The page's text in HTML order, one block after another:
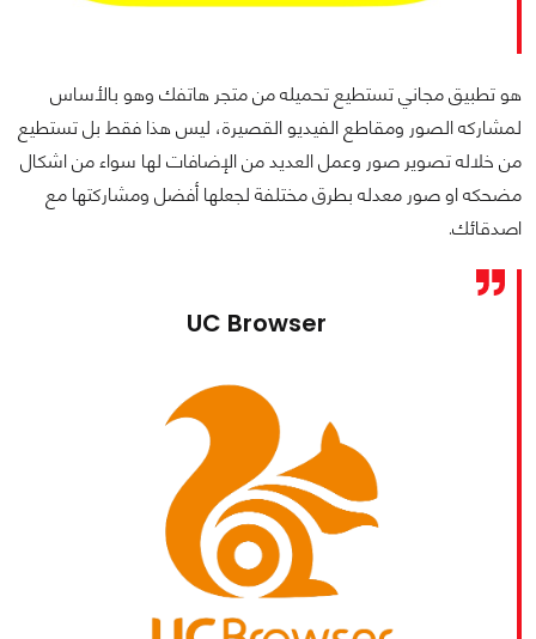
هو تطبيق مجاني تستطيع تحميله من متجر هاتفك وهو بالأساس
لمشاركه الصور ومقاطع الفيديو القصيرة، ليس هذا فقط بل تستطيع
من خلاله تصوير صور وعمل العديد من الإضافات لها سواء من اشكال
مضحكه او صور معدله بطرق مختلفة لجعلها أفضل ومشاركتها مع
اصدقائك.
UC Browser